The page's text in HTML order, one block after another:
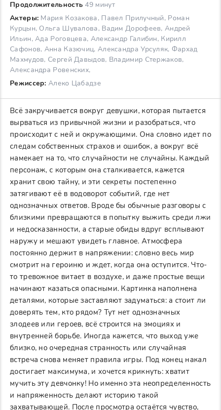
Продолжительность 49 минут
Актеры: Мария Козакова, Павел Прилучный, Роман
Курцын, Ольга Шувалова, Вадим Дорофеев, Андрей
Ильин, Ада Роговцева, Александр Галибин, Кирилл
Сафонов, Анна Казючиц, Александра Урсуляк, Фархад
Махмудов, Сергей Давыдов, Владимир Стержаков,
Александра Ровенских,
Режиссер: Алеко Цабадзе
Всё закручивается вокруг девушки, которая пытается
вырваться из привычной жизни и разобраться, что
происходит с ней и окружающими. Она словно идет по
следам собственных страхов и ошибок, а вокруг всё
намекает на то, что случайности не случайны. Каждый
персонаж, с которым она сталкивается, кажется
хранит свою тайну, и эти секреты постепенно
затягивают её в водоворот событий, где нет
однозначных ответов. Вроде бы обычные разговоры с
близкими превращаются в попытку выжить среди лжи
и недосказанности, а старые обиды вдруг всплывают
наружу и мешают увидеть главное. Атмосфера
постоянно держит в напряжении: словно весь мир
смотрит на героиню и ждет, когда она оступится. Что-
то тревожное витает в воздухе, и даже простые вещи
начинают казаться опасными. Картинка наполнена
деталями, которые заставляют задуматься: а стоит ли
доверять тем, кто рядом? Тут нет однозначных
злодеев или героев, всё строится на эмоциях и
внутренней борьбе. Иногда кажется, что выход уже
близко, но очередная странность или случайная
встреча снова меняет правила игры. Под конец накал
достигает максимума, и хочется крикнуть: хватит
мучить эту девчонку! Но именно эта неопределенность
и напряженность делают историю такой
захватывающей. После просмотра остаётся чувство,